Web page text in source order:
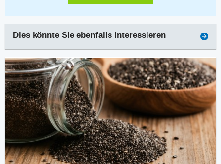
Dies könnte Sie ebenfalls interessieren